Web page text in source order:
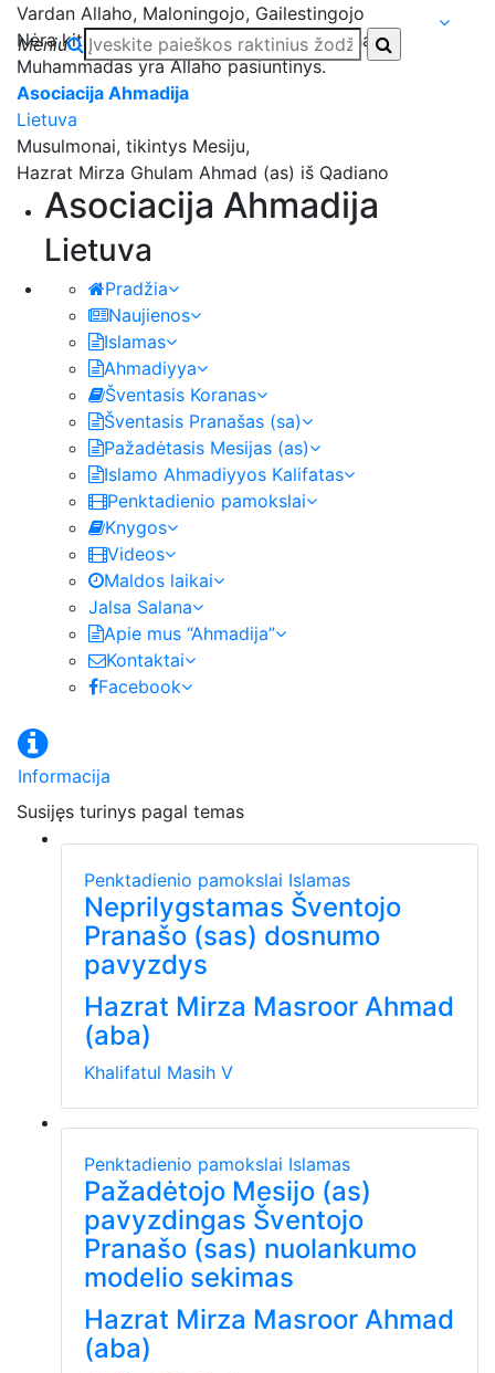
Vardan Allaho, Maloningojo, Gailestingojo
Nėra kito, verto garbinimo, išskyrus Allahą;
Muhammadas yra Allaho pasiuntinys.
Asociacija Ahmadija
Lietuva
Musulmonai, tikintys Mesiju,
Hazrat Mirza Ghulam Ahmad (as) iš Qadiano
Meniu
Asociacija Ahmadija
Lietuva
Pradžia
Naujienos
Islamas
Ahmadiyya
Šventasis Koranas
Šventasis Pranašas (sa)
Pažadėtasis Mesijas (as)
Islamo Ahmadiyyos Kalifatas
Penktadienio pamokslai
Knygos
Videos
Maldos laikai
Jalsa Salana
Apie mus “Ahmadija”
Kontaktai
Facebook
Informacija
Susijęs turinys pagal temas
Penktadienio pamokslai Islamas
Neprilygstamas Šventojo
Pranašo (sas) dosnumo
pavyzdys
Hazrat Mirza Masroor Ahmad
(aba)
Khalifatul Masih V
Penktadienio pamokslai Islamas
Pažadėtojo Mesijo (as)
pavyzdingas Šventojo
Pranašo (sas) nuolankumo
modelio sekimas
Hazrat Mirza Masroor Ahmad
(aba)